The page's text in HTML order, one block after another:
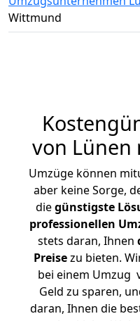
Wittmund
von Lünen
Umzüge können
aber keine Sorge,
diegünstigste
professionellen
stets daran, Ihnen
Preisezu bieten.
bei einem Umzug
Geld zu sparen,
daran, Ihnen die